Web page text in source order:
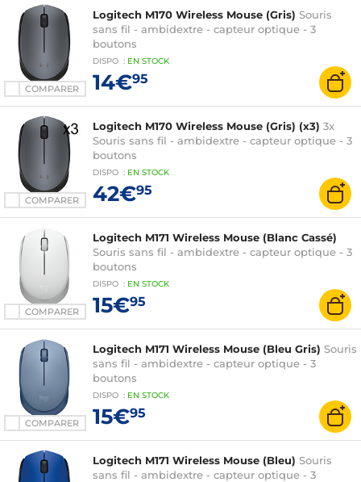
COMPARER
Logitech M170 Wireless Mouse (Gris) Souris
sans fil - ambidextre - capteur optique - 3
boutons
DISPO : EN STOCK
14€95
COMPARER
Logitech M170 Wireless Mouse (Gris) (x3) 3x
Souris sans fil - ambidextre - capteur optique - 3
boutons
DISPO : EN STOCK
42€95
COMPARER
Logitech M171 Wireless Mouse (Blanc Cassé)
Souris sans fil - ambidextre - capteur optique - 3
boutons
DISPO : EN STOCK
15€95
COMPARER
Logitech M171 Wireless Mouse (Bleu Gris) Souris
sans fil - ambidextre - capteur optique - 3
boutons
DISPO : EN STOCK
15€95
Logitech M171 Wireless Mouse (Bleu) Souris
sans fil - ambidextre - capteur optique - 3